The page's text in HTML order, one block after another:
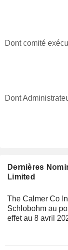
Dernières
Limited
The Calmer Co
Schlobohm au
effet au 8 avril
Dont comité
Dont